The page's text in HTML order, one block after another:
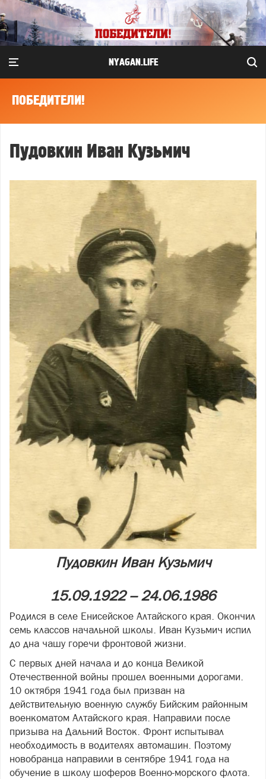
NYAGAN.LIFE
ПОБЕДИТЕЛИ!
Пудовкин Иван Кузьмич
Пудовкин Иван Кузьмич
15.09.1922 – 24.06.1986
Родился в селе Енисейское Алтайского края. Окончил
семь классов начальной школы. Иван Кузьмич испил
до дна чашу горечи фронтовой жизни.
С первых дней начала и до конца Великой
Отечественной войны прошел военными дорогами.
10 октября 1941 года был призван на
действительную военную службу Бийским районным
военкоматом Алтайского края. Направили после
призыва на Дальний Восток. Фронт испытывал
необходимость в водителях автомашин. Поэтому
новобранца направили в сентябре 1941 года на
обучение в школу шоферов Военно-морского флота.